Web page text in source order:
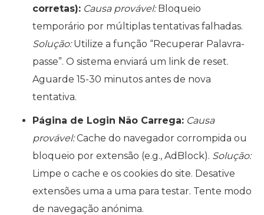
corretas): Causa provável:Bloqueio
temporário por múltiplas tentativas falhadas.
Solução:Utilize a função “Recuperar Palavra-
passe”. O sistema enviará um link de reset.
Aguarde 15-30 minutos antes de nova
tentativa.
Página de Login Não Carrega: Causa
provável:Cache do navegador corrompida ou
bloqueio por extensão (e.g., AdBlock). Solução:
Limpe o cache e os cookies do site. Desative
extensões uma a uma para testar. Tente modo
de navegação anónima.